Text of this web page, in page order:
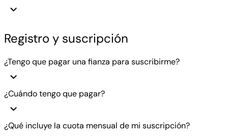
Registro y suscripción
¿Tengo que pagar una fianza para suscribirme?
¿Cuándo tengo que pagar?
¿Qué incluye la cuota mensual de mi suscripción?